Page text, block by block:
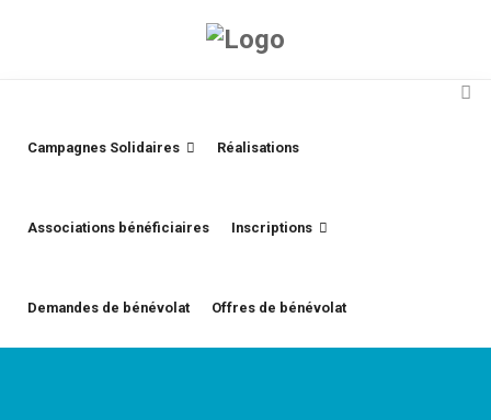
Campagnes Solidaires Réalisations
Associations bénéficiaires Inscriptions
Demandes de bénévolat Offres de bénévolat